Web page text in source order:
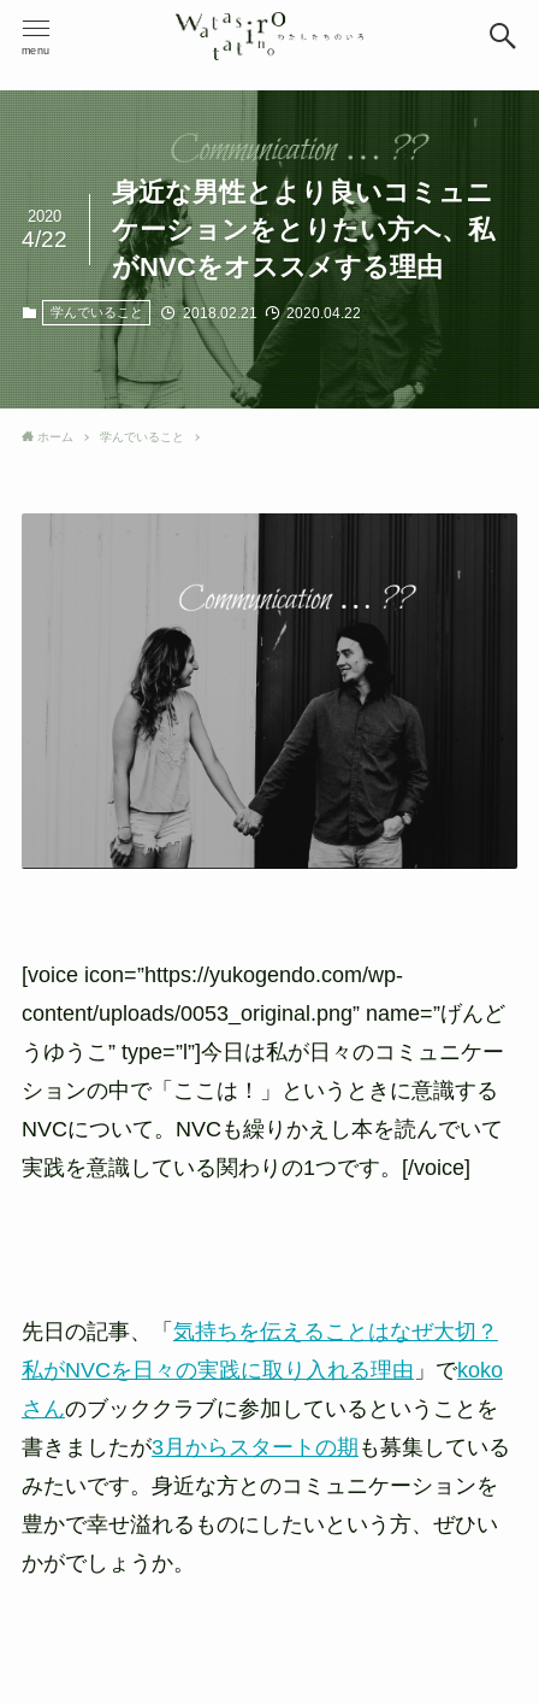
menu
身近な男性とより良いコミュニ
ケーションをとりたい方へ、私
がNVCをオススメする理由
2020
4/22
学んでいること 2018.02.21 2020.04.22
ホーム 学んでいること
[voice icon=”https://yukogendo.com/wp-
content/uploads/0053_original.png” name=”げんど
うゆうこ” type=”l”]今日は私が日々のコミュニケー
ションの中で「ここは！」というときに意識する
NVCについて。NVCも繰りかえし本を読んでいて
実践を意識している関わりの1つです。[/voice]
先日の記事、「 気持ちを伝えることはなぜ大切？
私がNVCを日々の実践に取り入れる理由 」でkoko
さんのブッククラブに参加しているということを
書きましたが3月からスタートの期 も募集している
みたいです。身近な方とのコミュニケーションを
豊かで幸せ溢れるものにしたいという方、ぜひい
かがでしょうか。